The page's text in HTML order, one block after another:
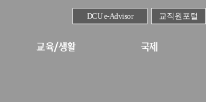
DCU e-Advisor 교직원포털
교육/생활 국제